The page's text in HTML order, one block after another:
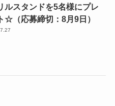
ルスタンドを5名様にプレ
☆（応募締切：8月9日）